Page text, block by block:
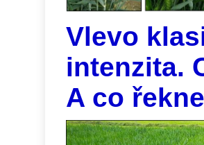
Vlevo
intenzita.
A co